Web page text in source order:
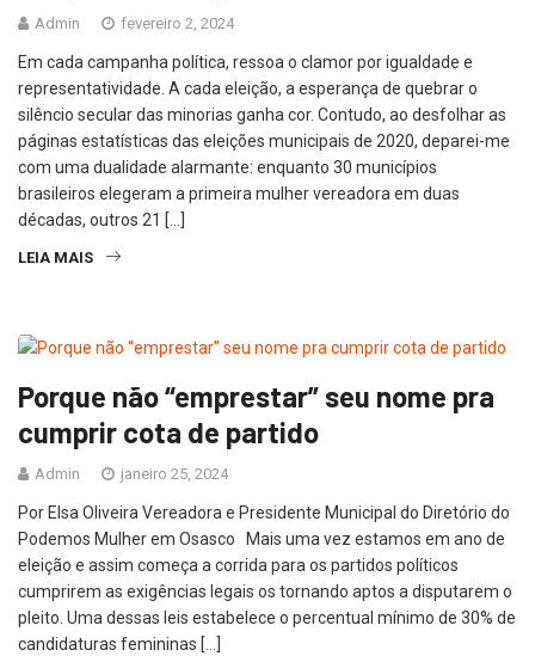
Admin fevereiro 2, 2024
Em cada campanha política, ressoa o clamor por igualdade e
representatividade. A cada eleição, a esperança de quebrar o
silêncio secular das minorias ganha cor. Contudo, ao desfolhar as
páginas estatísticas das eleições municipais de 2020, deparei-me
com uma dualidade alarmante: enquanto 30 municípios
brasileiros elegeram a primeira mulher vereadora em duas
décadas, outros 21 […]
LEIA MAIS
Porque não “emprestar” seu nome pra
cumprir cota de partido
Admin janeiro 25, 2024
Por Elsa Oliveira Vereadora e Presidente Municipal do Diretório do
Podemos Mulher em Osasco Mais uma vez estamos em ano de
eleição e assim começa a corrida para os partidos políticos
cumprirem as exigências legais os tornando aptos a disputarem o
pleito. Uma dessas leis estabelece o percentual mínimo de 30% de
candidaturas femininas […]